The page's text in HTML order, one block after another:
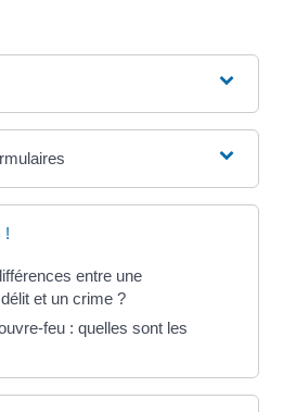
!
entre une
et un crime ?
feu : quelles sont les